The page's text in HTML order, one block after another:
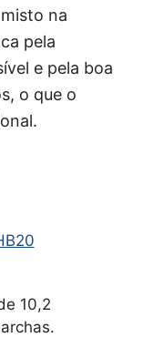
na
pela
e pela boa
o que o
10,2